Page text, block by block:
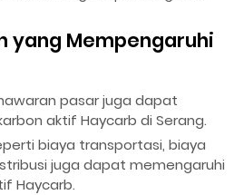
yang Mempengaruhi
pasar juga dapat
aktif Haycarb di Serang.
biaya transportasi, biaya
juga dapat memengaruhi
Haycarb.